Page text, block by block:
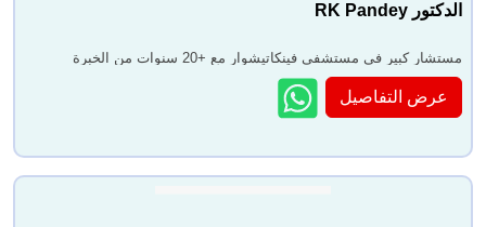
الدكتور RK Pandey
مستشار كبير في مستشفى فينكاتيشوار مع +20 سنوات من الخبرة
عرض التفاصيل